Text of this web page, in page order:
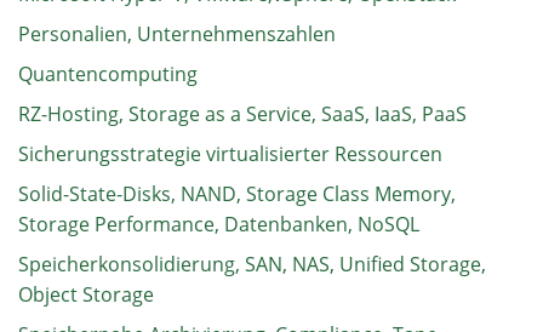
Personalien, Unternehmenszahlen
Quantencomputing
RZ-Hosting, Storage as a Service, SaaS, IaaS, PaaS
Sicherungsstrategie virtualisierter Ressourcen
Solid-State-Disks, NAND, Storage Class Memory,
Storage Performance, Datenbanken, NoSQL
Speicherkonsolidierung, SAN, NAS, Unified Storage,
Object Storage